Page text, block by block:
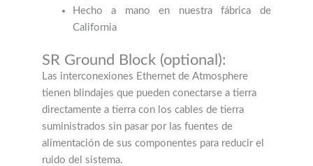
Hecho a mano en nuestra fábrica de
California
SR Ground Block (optional):
Las interconexiones Ethernet de Atmosphere
tienen blindajes que pueden conectarse a tierra
directamente a tierra con los cables de tierra
suministrados sin pasar por las fuentes de
alimentación de sus componentes para reducir el
ruido del sistema.